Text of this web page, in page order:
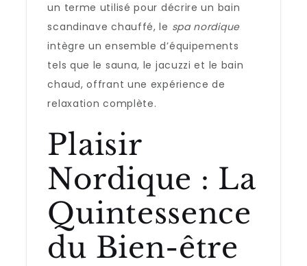
un terme utilisé pour décrire un bain
scandinave chauffé, le spa nordique
intègre un ensemble d’équipements
tels que le sauna, le jacuzzi et le bain
chaud, offrant une expérience de
relaxation complète.
Plaisir
Nordique : La
Quintessence
du Bien-être